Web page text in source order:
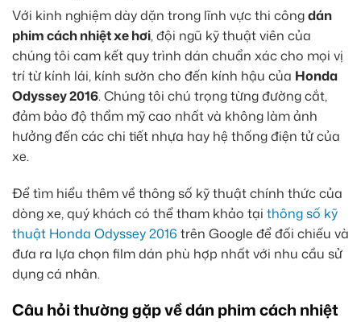
Với kinh nghiệm dày dặn trong lĩnh vực thi côngdán
phim cách nhiệt xe hơi, đội ngũ kỹ thuật viên của
chúng tôi cam kết quy trình dán chuẩn xác cho mọi vị
trí từ kính lái, kính sườn cho đến kính hậu của Honda
Odyssey 2016. Chúng tôi chú trọng từng đường cắt,
đảm bảo độ thẩm mỹ cao nhất và không làm ảnh
hưởng đến các chi tiết nhựa hay hệ thống điện tử của
xe.
Để tìm hiểu thêm về thông số kỹ thuật chính thức của
dòng xe, quý khách có thể tham khảo tại thông số kỹ
thuật Honda Odyssey 2016 trên Google để đối chiếu và
đưa ra lựa chọn film dán phù hợp nhất với nhu cầu sử
dụng cá nhân.
Câu hỏi thường gặp về dán phim cách nhiệt